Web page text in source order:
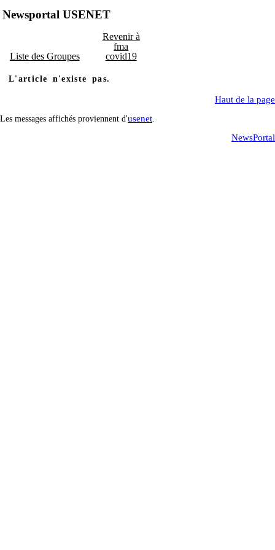
Newsportal USENET
Liste des Groupes
Revenir à
fma
covid19
L'article n'existe pas.
Haut de la page
Les messages affichés proviennent d'usenet
NewsPortal